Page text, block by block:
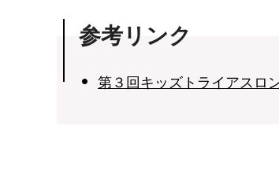
参考リンク
第３回キッズトライアスロ